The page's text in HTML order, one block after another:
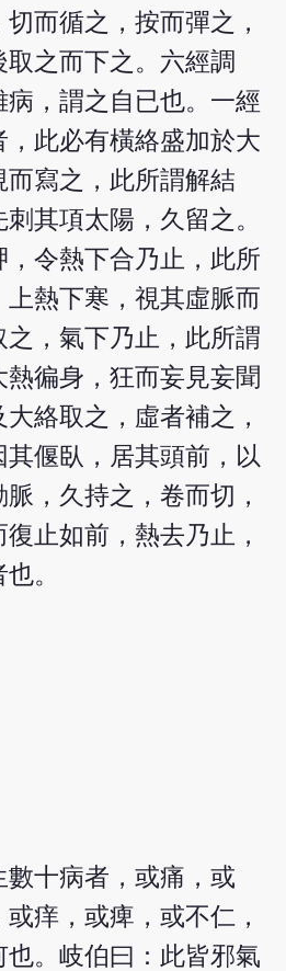
而循之，按而彈之，
之而下之。六經調
，謂之自已也。一經
，此必有橫絡盛加於大
寫之，此所謂解結
其項太陽，久留之。
，令熱下合乃止，此所
熱下寒，視其虛脈而
之，氣下乃止，此所謂
徧身，狂而妄見妄聞
絡取之，虛者補之，
其偃臥，居其頭前，以
，久持之，卷而切，
止如前，熱去乃止，
。
十病者，或痛，或
痒，或痺，或不仁，
。岐伯曰：此皆邪氣